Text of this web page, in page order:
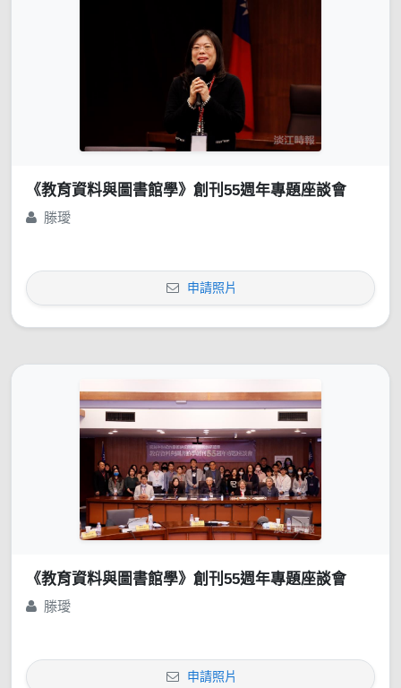
《教育資料與圖書館學》創刊55週年專題座談會
滕璦
申請照片
《教育資料與圖書館學》創刊55週年專題座談會
滕璦
申請照片